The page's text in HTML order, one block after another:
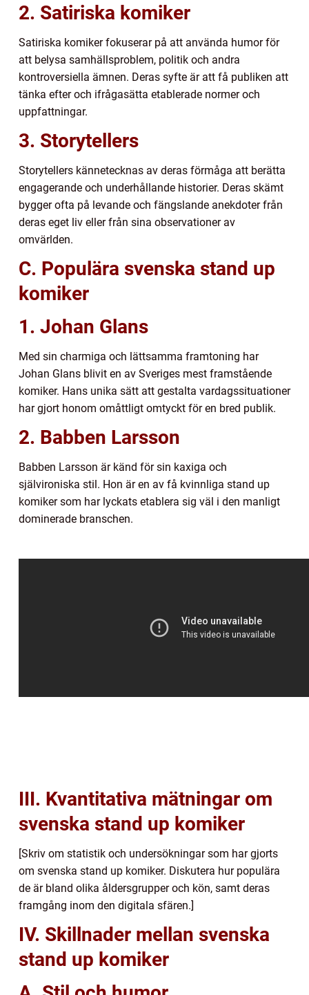
2. Satiriska komiker
Satiriska komiker fokuserar på att använda humor för
att belysa samhällsproblem, politik och andra
kontroversiella ämnen. Deras syfte är att få publiken att
tänka efter och ifrågasätta etablerade normer och
uppfattningar.
3. Storytellers
Storytellers kännetecknas av deras förmåga att berätta
engagerande och underhållande historier. Deras skämt
bygger ofta på levande och fängslande anekdoter från
deras eget liv eller från sina observationer av
omvärlden.
C. Populära svenska stand up
komiker
1. Johan Glans
Med sin charmiga och lättsamma framtoning har
Johan Glans blivit en av Sveriges mest framstående
komiker. Hans unika sätt att gestalta vardagssituationer
har gjort honom omåttligt omtyckt för en bred publik.
2. Babben Larsson
Babben Larsson är känd för sin kaxiga och
självironiska stil. Hon är en av få kvinnliga stand up
komiker som har lyckats etablera sig väl i den manligt
dominerade branschen.
III. Kvantitativa mätningar om
svenska stand up komiker
[Skriv om statistik och undersökningar som har gjorts
om svenska stand up komiker. Diskutera hur populära
de är bland olika åldersgrupper och kön, samt deras
framgång inom den digitala sfären.]
IV. Skillnader mellan svenska
stand up komiker